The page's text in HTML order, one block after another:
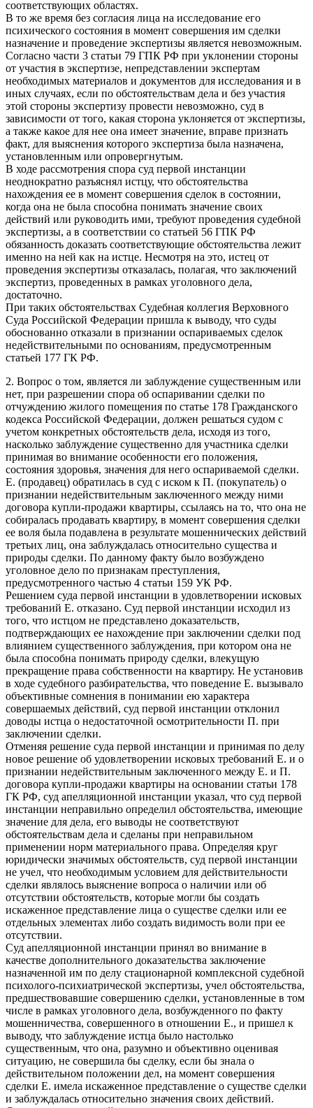
соответствующих областях.
В то же время без согласия лица на исследование его
психического состояния в момент совершения им сделки
назначение и проведение экспертизы является невозможным.
Согласно части 3 статьи 79 ГПК РФ при уклонении стороны
от участия в экспертизе, непредставлении экспертам
необходимых материалов и документов для исследования и в
иных случаях, если по обстоятельствам дела и без участия
этой стороны экспертизу провести невозможно, суд в
зависимости от того, какая сторона уклоняется от экспертизы,
а также какое для нее она имеет значение, вправе признать
факт, для выяснения которого экспертиза была назначена,
установленным или опровергнутым.
В ходе рассмотрения спора суд первой инстанции
неоднократно разъяснял истцу, что обстоятельства
нахождения ее в момент совершения сделок в состоянии,
когда она не была способна понимать значение своих
действий или руководить ими, требуют проведения судебной
экспертизы, а в соответствии со статьей 56 ГПК РФ
обязанность доказать соответствующие обстоятельства лежит
именно на ней как на истце. Несмотря на это, истец от
проведения экспертизы отказалась, полагая, что заключений
экспертиз, проведенных в рамках уголовного дела,
достаточно.
При таких обстоятельствах Судебная коллегия Верховного
Суда Российской Федерации пришла к выводу, что суды
обоснованно отказали в признании оспариваемых сделок
недействительными по основаниям, предусмотренным
статьей 177 ГК РФ.
2. Вопрос о том, является ли заблуждение существенным или
нет, при разрешении спора об оспаривании сделки по
отчуждению жилого помещения по статье 178 Гражданского
кодекса Российской Федерации, должен решаться судом с
учетом конкретных обстоятельств дела, исходя из того,
насколько заблуждение существенно для участника сделки
принимая во внимание особенности его положения,
состояния здоровья, значения для него оспариваемой сделки.
Е. (продавец) обратилась в суд с иском к П. (покупатель) о
признании недействительным заключенного между ними
договора купли-продажи квартиры, ссылаясь на то, что она не
собиралась продавать квартиру, в момент совершения сделки
ее воля была подавлена в результате мошеннических действий
третьих лиц, она заблуждалась относительно существа и
природы сделки. По данному факту было возбуждено
уголовное дело по признакам преступления,
предусмотренного частью 4 статьи 159 УК РФ.
Решением суда первой инстанции в удовлетворении исковых
требований Е. отказано. Суд первой инстанции исходил из
того, что истцом не представлено доказательств,
подтверждающих ее нахождение при заключении сделки под
влиянием существенного заблуждения, при котором она не
была способна понимать природу сделки, влекущую
прекращение права собственности на квартиру. Не установив
в ходе судебного разбирательства, что поведение Е. вызывало
объективные сомнения в понимании ею характера
совершаемых действий, суд первой инстанции отклонил
доводы истца о недостаточной осмотрительности П. при
заключении сделки.
Отменяя решение суда первой инстанции и принимая по делу
новое решение об удовлетворении исковых требований Е. и о
признании недействительным заключенного между Е. и П.
договора купли-продажи квартиры на основании статьи 178
ГК РФ, суд апелляционной инстанции указал, что суд первой
инстанции неправильно определил обстоятельства, имеющие
значение для дела, его выводы не соответствуют
обстоятельствам дела и сделаны при неправильном
применении норм материального права. Определяя круг
юридически значимых обстоятельств, суд первой инстанции
не учел, что необходимым условием для действительности
сделки являлось выяснение вопроса о наличии или об
отсутствии обстоятельств, которые могли бы создать
искаженное представление лица о существе сделки или ее
отдельных элементах либо создать видимость воли при ее
отсутствии.
Суд апелляционной инстанции принял во внимание в
качестве дополнительного доказательства заключение
назначенной им по делу стационарной комплексной судебной
психолого-психиатрической экспертизы, учел обстоятельства,
предшествовавшие совершению сделки, установленные в том
числе в рамках уголовного дела, возбужденного по факту
мошенничества, совершенного в отношении Е., и пришел к
выводу, что заблуждение истца было настолько
существенным, что она, разумно и объективно оценивая
ситуацию, не совершила бы сделку, если бы знала о
действительном положении дел, на момент совершения
сделки Е. имела искаженное представление о существе сделки
и заблуждалась относительно значения своих действий.